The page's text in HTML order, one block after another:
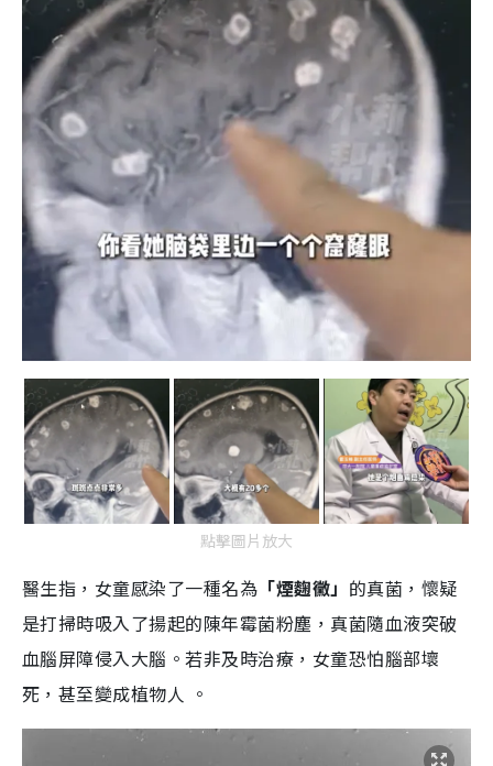
點擊圖片放大
醫生指，女童感染了一種名為 「煙麴黴」 的真菌，懷疑
是打掃時吸入了揚起的陳年霉菌粉塵，真菌隨血液突破
血腦屏障侵入大腦。若非及時治療，女童恐怕腦部壞
死，甚至變成植物人 。